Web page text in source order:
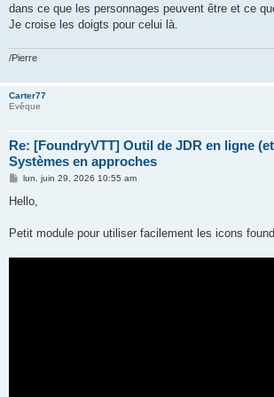
dans ce que les personnages peuvent être et ce
Je croise les doigts pour celui là.
/Pierre
Carter77
Evêque
Re: [FoundryVTT] Outil de JDR en ligne
Systèmes en approches
M
s
g
lun. juin 29, 2026 10:55 am
Hello,
Petit module pour utiliser facilement les icons